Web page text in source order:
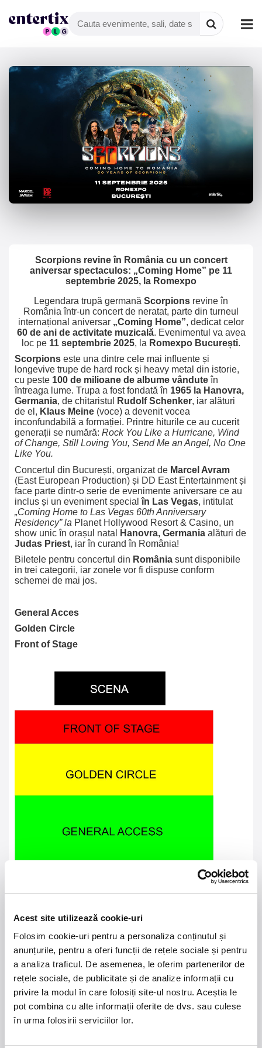
Acest site utilizează cookie-uri
Folosim cookie-uri pentru a personaliza conținutul și
anunțurile, pentru a oferi funcții de rețele sociale și pentru
a analiza traficul. De asemenea, le oferim partenerilor de
rețele sociale, de publicitate și de analize informații cu
privire la modul în care folosiți site-ul nostru. Aceștia le
pot combina cu alte informații oferite de dvs. sau culese
în urma folosirii serviciilor lor.
Scorpions revine în România cu un concert
aniversar spectaculos: „Coming Home” pe 11
septembrie 2025, la Romexpo
Legendara trupă germană Scorpions revine în
România într-un concert de neratat, parte din turneul
internațional aniversar „Coming Home”, dedicat celor
60 de ani de activitate muzicală. Evenimentul va avea
loc pe 11 septembrie 2025, la Romexpo București.
Scorpions este una dintre cele mai influente și
longevive trupe de hard rock și heavy metal din istorie,
cu peste 100 de milioane de albume vânduteîn
întreaga lume. Trupa a fost fondată în 1965 la Hanovra,
Germania, de chitaristul Rudolf Schenker, iar alături
de el, Klaus Meine (voce) a devenit vocea
inconfundabilă a formației. Printre hiturile ce au cucerit
generații se numără: Rock You Like a Hurricane, Wind
of Change, Still Loving You, Send Me an Angel, No One
Like You.
Concertul din București, organizat de Marcel Avram
(East European Production) și DD East Entertainment și
face parte dintr-o serie de evenimente aniversare ce au
inclus și un eveniment special în Las Vegas, intitulat
„Coming Home to Las Vegas 60th Anniversary
Residency” la Planet Hollywood Resort & Casino, un
show unic în orașul natal
Hanovra, Germania alături de
Judas Priest, iar în curand în România!
Biletele pentru concertul din România sunt disponibile
in trei categorii, iar zonele vor fi dispuse conform
schemei de mai jos.
General Acces
Golden Circle
Front of Stage
Despre Scorpions:O moștenire de 60 de ani în hard
Formată în 1965 la Hanovra, Germania, de chitaristul
Rudolf Schenker, trupa
a evoluat de la
influențe Merseybeat la una dintre cele mai
emblematice formații dehard rock și heavy metaldin
lume. Alăturarea lui Klaus Meine ca solist vocal și a
fratelui mai mic al lui Rudolf, Michael Schenker, la
chitară solo, în 1970, a definit identitatea timpurie a
trupei. Albumul de debut,Lonesome Crow(1972), a
marcat începutul unei cariere legendare.
După plecarea lui Michael Schenker către trupa UFO,